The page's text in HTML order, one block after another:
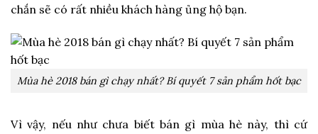
chắn sẽ có rất nhiều khách hàng ủng hộ bạn.
Mùa hè 2018 bán gì chạy nhất? Bí quyết 7 sản phẩm hốt bạc
Vì vậy, nếu như chưa biết bán gì mùa hè này, thì cứ